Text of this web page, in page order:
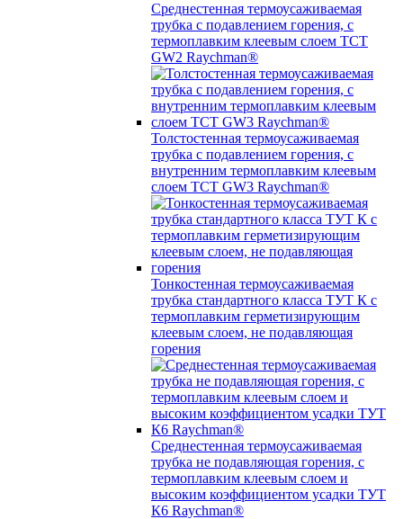
Среднестенная термоусаживаемая
трубка c подавлением горения, с
термоплавким клеевым слоем TCT
GW2 Raychman®
Толстостенная термоусаживаемая
трубка c подавлением горения, с
внутренним термоплавким клеевым
слоем TCT GW3 Raychman®
Тонкостенная термоусаживаемая
трубка стандартного класса ТУТ К с
термоплавким герметизирующим
клеевым слоем, не подавляющая
горения
Среднестенная термоусаживаемая
трубка не подавляющая горения, с
термоплавким клеевым слоем и
высоким коэффициентом усадки ТУТ
К6 Raychman®